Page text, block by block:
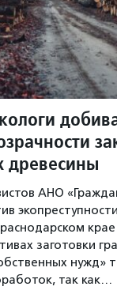
древесины
АНО
заготовки
нужд»
так как…